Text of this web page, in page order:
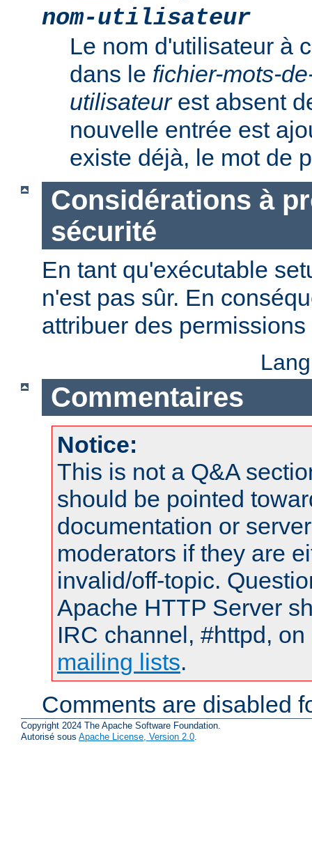
nom-utilisateur
Le nom d'utilisateur à
dans le fichier-mots-
utilisateurest absent
nouvelle entrée est
existe déjà, le mot de
Considérations à
sécurité
En tant qu'exécutable
n'est pas sûr. En
attribuer des
Commentaires
Notice:
This is not a Q&A
should be pointed
documentation or
moderators if they are
invalid/off-topic.
Apache HTTP Server
IRC channel, #httpd,
mailing lists.
Comments are disabled
Copyright 2024 The Apache Software Foundation.
Autorisé sous Apache License, Version 2.0.